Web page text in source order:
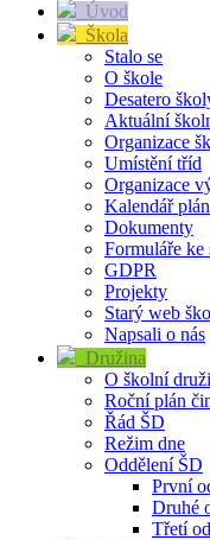
Úvod
Škola
Stalo se
O škole
Desatero
Aktuální
Organizace
Umístění tříd
Organizace
Kalendář
Dokumenty
Formuláře ke
GDPR
Projekty
Starý web
Napsali o nás
Družina
O školní
Roční plán
Řád ŠD
Režim dne
Oddělení ŠD
První
Druhé
Třetí